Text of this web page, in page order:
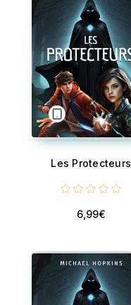
Les Protecteurs
6,99€